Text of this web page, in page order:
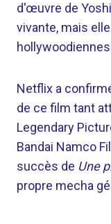
d'œuvre de
vivante, mais
Netflix a
de ce film tant
Legendary
Bandai Namco
succès de Une
propre mecha